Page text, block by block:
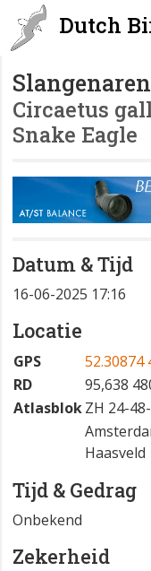
Dutch
Circaetus
Snake Eagle
Datum & Tijd
16-06-2025 17:16
Locatie
GPS
52.30874
RD
95,638
AtlasblokZH 24-
Haasveld
Tijd & Gedrag
Onbekend
Zekerheid